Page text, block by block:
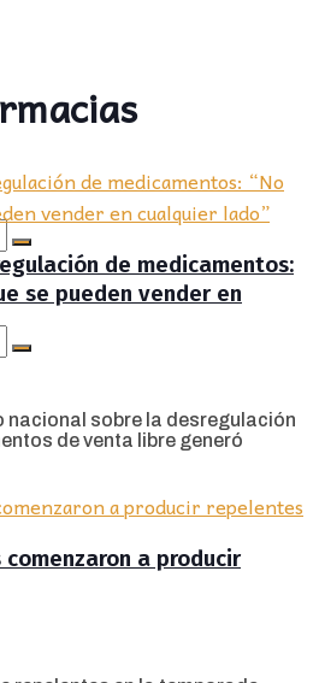
de medicamentos:
se pueden vender en
nacional sobre la desregulación
de venta libre generó
a producir